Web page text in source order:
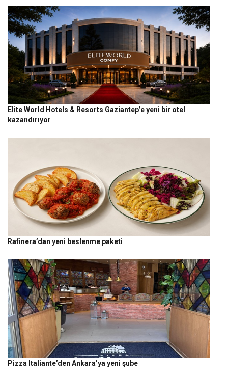
Elite World Hotels & Resorts Gaziantep’e yeni bir otel
kazandırıyor
Rafinera’dan yeni beslenme paketi
Pizza Italiante’den Ankara’ya yeni şube